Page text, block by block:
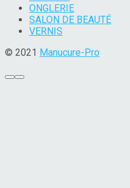
ONGLERIE
SALON DE BEAUTÉ
VERNIS
© 2021 Manucure-Pro